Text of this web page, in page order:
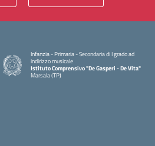
Infanzia - Primaria - Secondaria di I grado ad
indirizzo musicale
Istituto Comprensivo "De Gasperi - De Vita"
Marsala (TP)